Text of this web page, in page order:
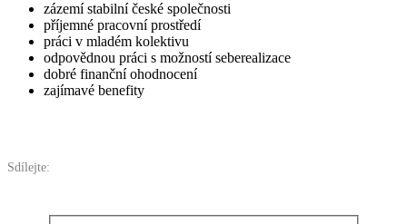
zázemí stabilní české společnosti
příjemné pracovní prostředí
práci v mladém kolektivu
odpovědnou práci s možností seberealizace
dobré finanční ohodnocení
zajímavé benefity
Sdílejte: